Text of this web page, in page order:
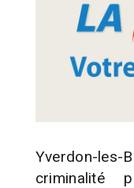
Yverdon-les-
criminalité